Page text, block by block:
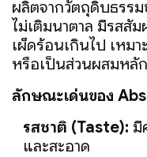
ผลิตจากวัตถุดิบธรรม
ไม่เติมน้ำตาล มีรสสั
เผ็ดร้อนเกินไป เหม
หรือเป็นส่วนผสมหลั
ลักษณะเด่นของ
รสชาติ (Taste): มี
และสะอาด